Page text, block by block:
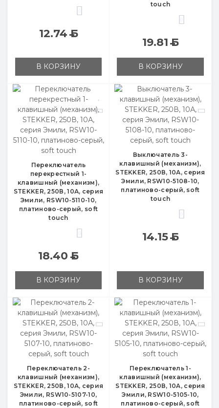
12.74Б
В КОРЗИНУ
touch
19.81Б
В КОРЗИНУ
Переключатель
перекрестный 1-
клавишный (механизм),
STEKKER, 250В, 10А, серия
Эмили, RSW10-5110-10,
платиново-серый, soft
touch
18.40Б
В КОРЗИНУ
Выключатель 3-
клавишный (механизм),
STEKKER, 250В, 10А, серия
Эмили, RSW10-5108-10,
платиново-серый, soft
touch
14.15Б
В КОРЗИНУ
Переключатель 2-
клавишный (механизм),
STEKKER, 250В, 10А, серия
Эмили, RSW10-5107-10,
платиново-серый, soft
Переключатель 1-
клавишный (механизм),
STEKKER, 250В, 10A, серия
Эмили, RSW10-5105-10,
платиново-серый, soft